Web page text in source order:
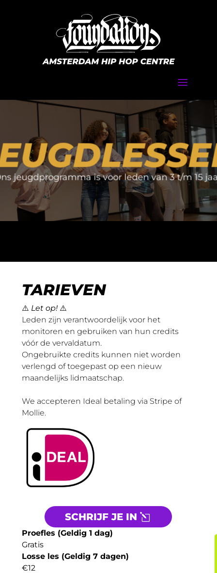
a
jeugdprogramma is voor leden van 3 t/m 15
TARIEVEN
⚠️ Let op!⚠️
Leden zijn verantwoordelijk voor het
monitoren en gebruiken van hun credits
vóór de vervaldatum.
Ongebruikte credits kunnen niet worden
verlengd of toegepast op een nieuw
maandelijks lidmaatschap.
We accepteren Ideal betaling via Stripe of
Mollie.
SCHRIJF JE IN
Proefles (Geldig 1 dag)
Gratis
Losse les (Geldig 7 dagen)
€12